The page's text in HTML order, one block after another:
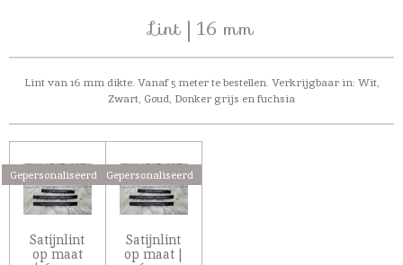
Lint | 16 mm
Lint van 16 mm dikte. Vanaf 5 meter te bestellen. Verkrijgbaar in: Wit,
Zwart, Goud, Donker grijs en fuchsia
Gepersonaliseerd
Satijnlint
op maat
Gepersonaliseerd
Satijnlint
op maat |